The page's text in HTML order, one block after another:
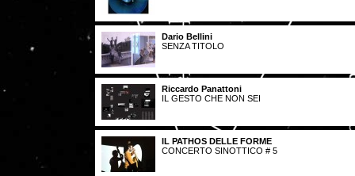
Dario Bellini
SENZA TITOLO
Riccardo Panattoni
IL GESTO CHE NON SEI
IL PATHOS DELLE FORME
CONCERTO SINOTTICO # 5